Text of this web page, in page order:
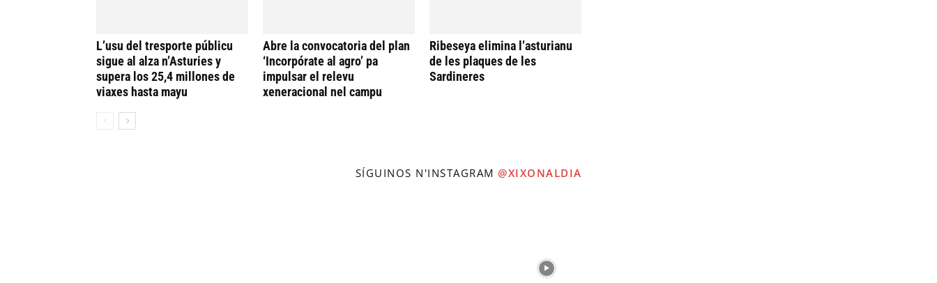
L’usu del tresporte públicu
sigue al alza n’Asturies y
supera los 25,4 millones de
viaxes hasta mayu
Abre la convocatoria del plan
‘Incorpórate al agro’ pa
impulsar el relevu
xeneracional nel campu
Ribeseya elimina l’asturianu
de les plaques de les
Sardineres
SÍGUINOS N'INSTAGRAM @XIXONALDIA